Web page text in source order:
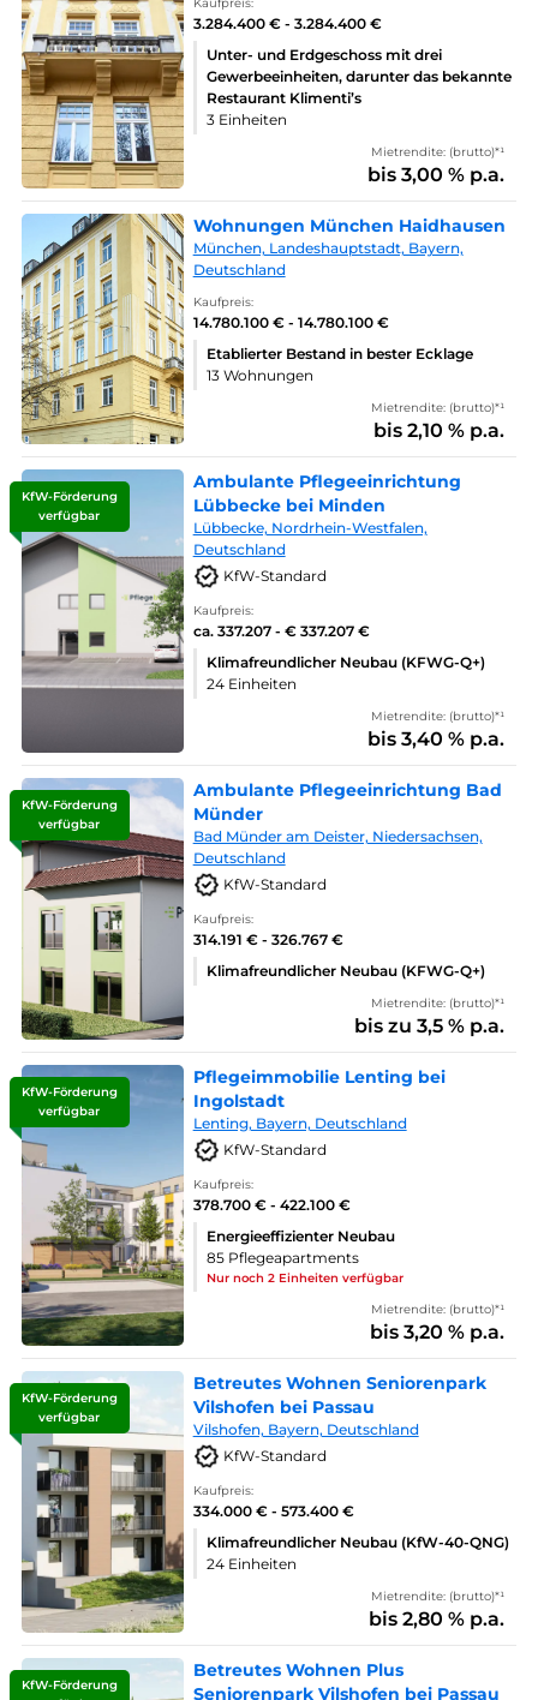
3.284.400 € - 3.284.400 €
Unter- und Erdgeschoss mit drei
Gewerbeeinheiten, darunter das bekannte
Restaurant Klimenti’s
3 Einheiten
Mietrendite: (brutto)*¹
bis 3,00 % p.a.
Wohnungen München Haidhausen
München, Landeshauptstadt, Bayern,
Deutschland
Kaufpreis:
14.780.100 € - 14.780.100 €
Etablierter Bestand in bester Ecklage
13 Wohnungen
Mietrendite: (brutto)*¹
bis 2,10 % p.a.
KfW-Förderung
verfügbar
Ambulante Pflegeeinrichtung
Lübbecke bei Minden
Lübbecke, Nordrhein-Westfalen,
Deutschland
KfW-Standard
Kaufpreis:
ca. 337.207 - € 337.207 €
Klimafreundlicher Neubau (KFWG-Q+)
24 Einheiten
Mietrendite: (brutto)*¹
bis 3,40 % p.a.
KfW-Förderung
verfügbar
Ambulante Pflegeeinrichtung Bad
Münder
Bad Münder am Deister, Niedersachsen,
Deutschland
KfW-Standard
Kaufpreis:
314.191 € - 326.767 €
Klimafreundlicher Neubau (KFWG-Q+)
Mietrendite: (brutto)*¹
bis zu 3,5 % p.a.
KfW-Förderung
verfügbar
Pflegeimmobilie Lenting bei
Ingolstadt
Lenting, Bayern, Deutschland
KfW-Standard
Kaufpreis:
378.700 € - 422.100 €
Energieeffizienter Neubau
85 Pflegeapartments
Nur noch 2 Einheiten verfügbar
Mietrendite: (brutto)*¹
bis 3,20 % p.a.
KfW-Förderung
verfügbar
Betreutes Wohnen Seniorenpark
Vilshofen bei Passau
Vilshofen, Bayern, Deutschland
KfW-Standard
Kaufpreis:
334.000 € - 573.400 €
Klimafreundlicher Neubau (KfW-40-QNG)
24 Einheiten
Mietrendite: (brutto)*¹
bis 2,80 % p.a.
KfW-Förderung
Betreutes Wohnen Plus
Seniorenpark Vilshofen bei Passau